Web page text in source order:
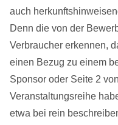
auch
Denn die von der
Verbraucher erkennen,
einen Bezug zu einem
Sponsor oder Seite 2
Veranstaltungsreihe
etwa bei rein